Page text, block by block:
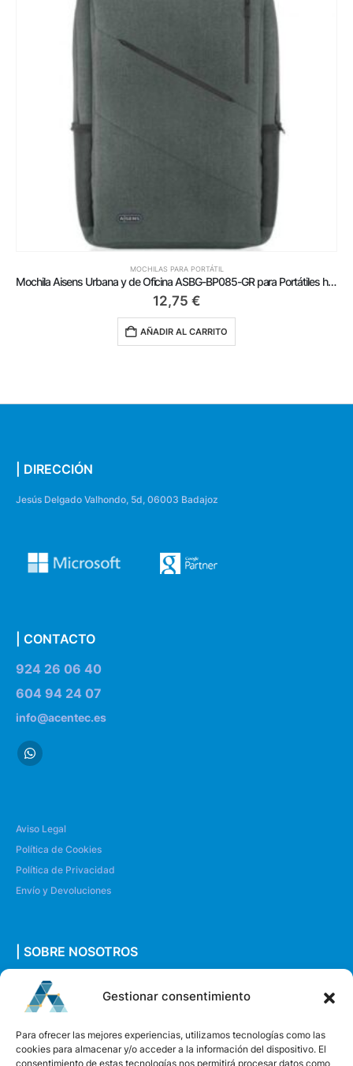
Gestionar consentimiento
Para ofrecer las mejores experiencias, utilizamos tecnologías como las
cookies para almacenar y/o acceder a la información del dispositivo. El
consentimiento de estas tecnologías nos permitirá procesar datos como
MOCHILAS PARA PORTÁTIL
Mochila Aisens Urbana y de Oficina ASBG-BP085-GR para Portátiles hasta 15.6’/ Gris
12,75 €
AÑADIR AL CARRITO
| DIRECCIÓN
Jesús Delgado Valhondo, 5d, 06003 Badajoz
| CONTACTO
924 26 06 40
604 94 24 07
info@acentec.es
Aviso Legal
Política de Cookies
Política de Privacidad
Envío y Devoluciones
| SOBRE NOSOTROS
Quiénes somos
Envíanos un mensaje